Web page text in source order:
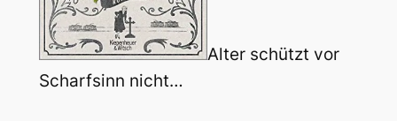
Alter schützt vor
Scharfsinn nicht…